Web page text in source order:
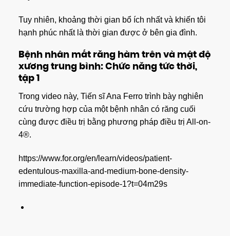
Tuy nhiên, khoảng thời gian bổ ích nhất và khiến tôi
hạnh phúc nhất là thời gian được ở bên gia đình.
Bệnh nhân mất răng hàm trên và mật độ
xương trung bình: Chức năng tức thời,
tập 1
Trong video này, Tiến sĩ Ana Ferro trình bày nghiên
cứu trường hợp của một bệnh nhân có răng cuối
cùng được điều trị bằng phương pháp điều trị All-on-
4®.
https://www.for.org/en/learn/videos/patient-
edentulous-maxilla-and-medium-bone-density-
immediate-function-episode-1?t=04m29s